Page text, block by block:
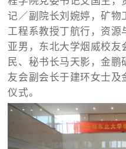
记／副院长刘婉婷，矿
工程系教授丁航行，资源
亚男，东北大学烟威校
民、秘书长马天影，金
友会副会长于建环女士
仪式。